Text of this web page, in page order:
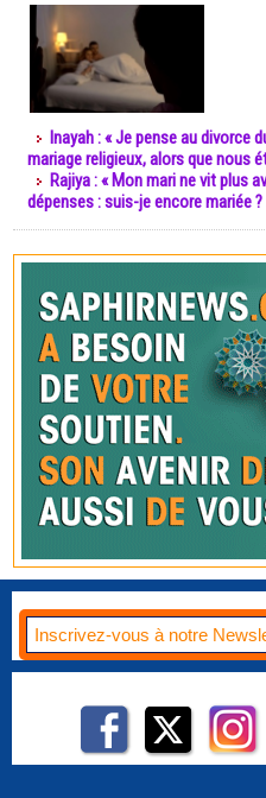
Inayah : « Je pense au divorce
mariage religieux, alors que nous
Rajiya : « Mon mari ne vit plus
dépenses : suis-je encore mariée ?